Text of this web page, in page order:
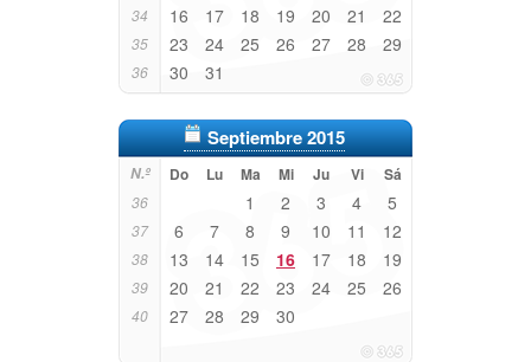
34 16 17 18 19 20 21 22
35 23 24 25 26 27 28 29
36 30 31
Septiembre 2015
N.º Do Lu Ma Mi Ju Vi Sá
36 1 2 3 4 5
37 6 7 8 9 10 11 12
38 13 14 15 16 17 18 19
39 20 21 22 23 24 25 26
40 27 28 29 30